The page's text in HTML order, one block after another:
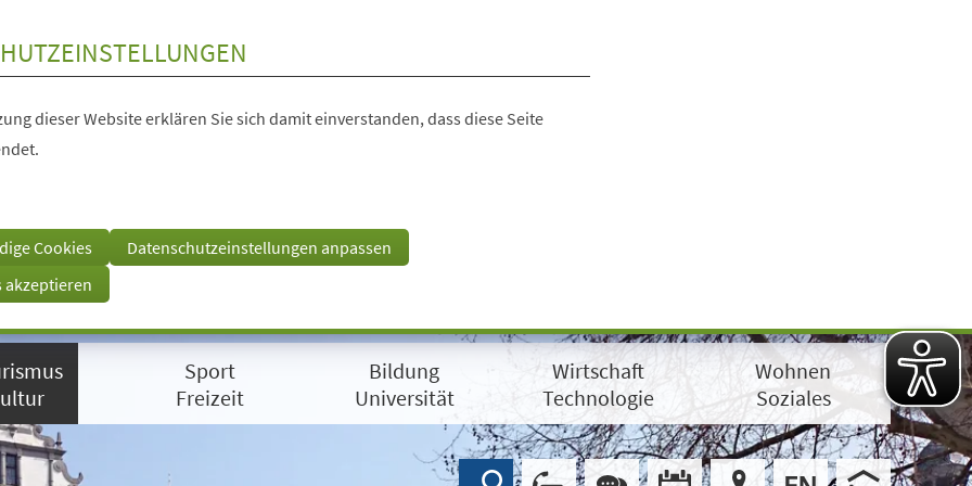
dieser Website erklären Sie sich damit einverstanden, dass diese Seite
Cookies
Datenschutzeinstellungen anpassen
akzeptieren
Sport
Freizeit
Bildung
Universität
Wirtschaft
Technologie
Wohnen
Soziales